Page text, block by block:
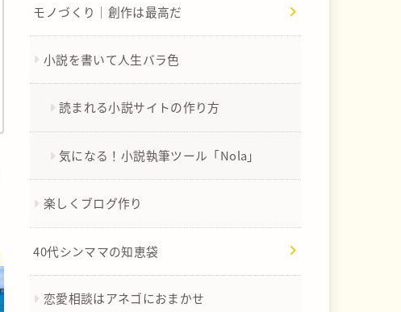
モノづくり｜創作は最高だ
小説を書いて人生バラ色
読まれる小説サイトの作り方
気になる！小説執筆ツール「Nola」
楽しくブログ作り
40代シンママの知恵袋
恋愛相談はアネゴにおまかせ